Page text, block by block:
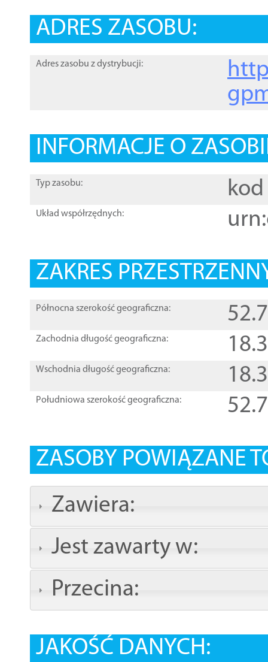
ADRES ZASOBU:
Adres zasobu z dystrybucji:
INFORMACJE O
Typ zasobu: kod
Układ współrzędnych:
ZAKRES
Północna szerokość geograficzna:
Zachodnia długość geograficzna:
Wschodnia długość geograficzna:
Południowa szerokość geograficzna:
ZASOBY POWIĄZANE
Zawiera:
Jest zawarty w:
Przecina:
JAKOŚĆ DANYCH: